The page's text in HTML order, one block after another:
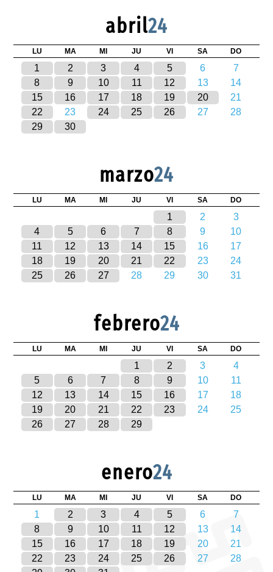
abril24
LU MA MI JU VI SA DO
1 2 3 4 5 6
7
8
9 10 11 12 13
14
15
16 17 18 19 20
21
22
23 24 25 26 27
28
29
30
marzo24
LU MA MI JU VI SA DO
1 2
3
4
5 6 7 8 9
10
11
12 13 14 15 16
17
18
19 20 21 22 23
24
25
26 27 28 29 30 31
febrero24
LU MA MI JU VI SA DO
1 2 3
4
5
6 7 8 9 10
11
12
13 14 15 16 17
18
19
20 21 22 23 24
25
26
27 28 29
enero24
LU MA MI JU VI SA DO
1 2 3 4 5 6
7
8
9 10 11 12 13
14
15
16 17 18 19 20
21
22
23 24 25 26 27
28